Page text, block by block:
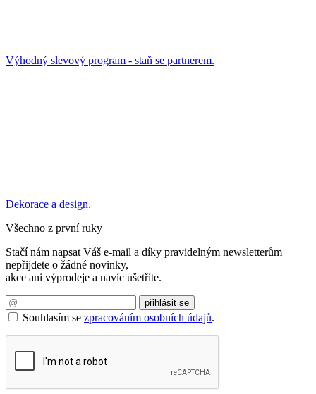
Výhodný slevový program - staň se partnerem.
Dekorace a design.
Všechno z první ruky
Stačí nám napsat Váš e-mail a díky pravidelným newsletterům
nepřijdete o žádné novinky,
akce ani výprodeje a navíc ušetříte.
Souhlasím se zpracováním osobních údajů.